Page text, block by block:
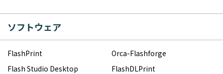
ソフトウェア
FlashPrint
Orca-Flashforge
Flash Studio Desktop
FlashDLPrint